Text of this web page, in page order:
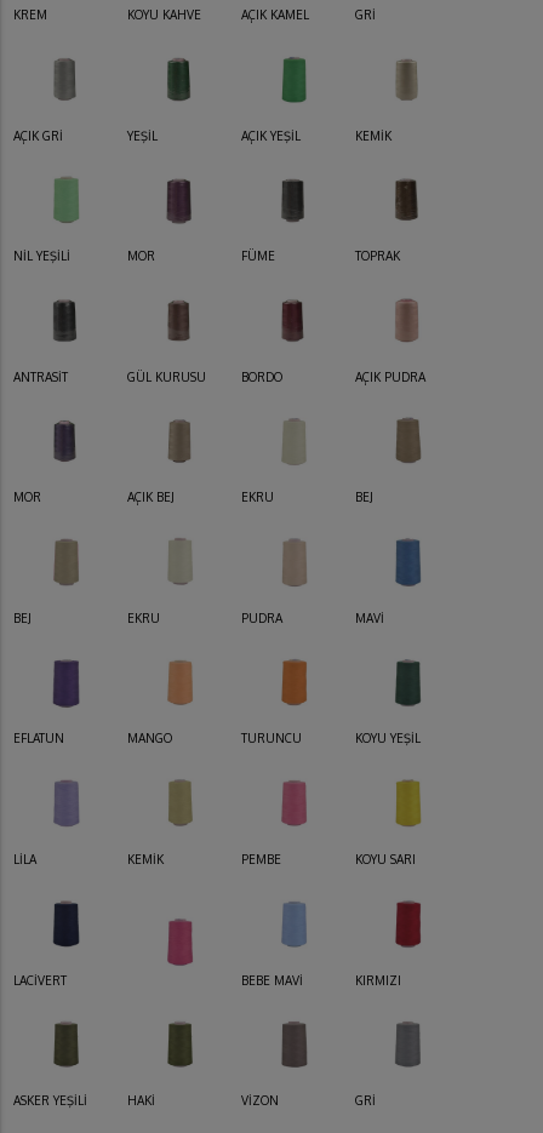
KREM KOYU KAHVE AÇIK KAMEL GRİ
AÇIK GRİ YEŞİL AÇIK YEŞİL KEMİK
NİL YEŞİLİ MOR FÜME TOPRAK
ANTRASİT GÜL KURUSU BORDO AÇIK PUDRA
MOR AÇIK BEJ EKRU BEJ
BEJ EKRU PUDRA MAVİ
EFLATUN MANGO TURUNCU KOYU YEŞİL
LİLA KEMİK PEMBE KOYU SARI
LACİVERT BEBE MAVİ KIRMIZI
ASKER YEŞİLİ HAKİ VİZON GRİ